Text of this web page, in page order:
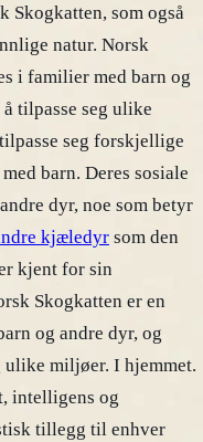
Skogkatten, som også
natur. Norsk
i familier med barn og
tilpasse seg ulike
seg forskjellige
barn. Deres sosiale
dyr, noe som betyr
kjæledyr som den
kjent for sin
Skogkatten er en
og andre dyr, og
ulike miljøer. I hjemmet.
intelligens og
tillegg til enhver